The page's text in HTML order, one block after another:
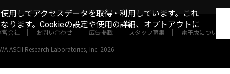
営会社 お問い合わせ 広告掲載 スタッフ募集 電子版について
ASCII Research Laboratories, Inc. 2026
用してアクセスデータを取得・利用しています。これ
ります。Cookieの設定や使用の詳細、オプトアウトに